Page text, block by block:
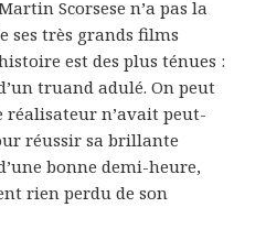
Scorsese n’a pas la
ses très grands films
est des plus ténues :
truand adulé. On peut
réalisateur n’avait peut-
réussir sa brillante
bonne demi-heure,
rien perdu de son